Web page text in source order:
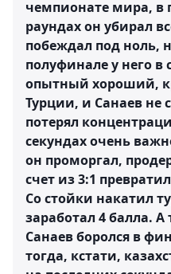
чемпионате мира, в
раундах он убирал
побеждал под ноль,
полуфинале у него в
опытный хороший,
Турции, и Санаев не
потерял
секундах очень
он проморгал,
счет из 3:1
Со стойки накатил
заработал 4 балла.
Санаев боролся в
тогда, кстати,